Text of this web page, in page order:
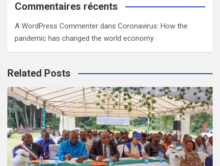
Commentaires récents
A WordPress Commenter dans Coronavirus: How the
pandemic has changed the world economy
Related Posts